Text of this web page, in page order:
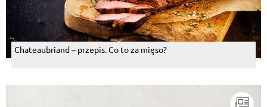
Chateaubriand – przepis. Co to za mięso?